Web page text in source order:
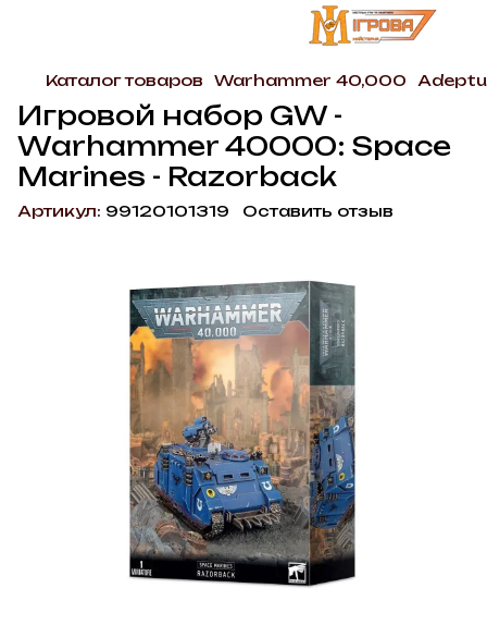
Каталог товаров Warhammer 40,000
Игровой набор GW -
Warhammer 40000: Space
Marines - Razorback
Артикул: 99120101319 Оставить отзыв